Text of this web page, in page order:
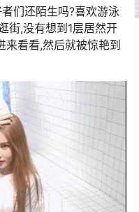
们还陌生吗?喜欢游泳
街,没有想到1层居然开
看看,然后就被惊艳到